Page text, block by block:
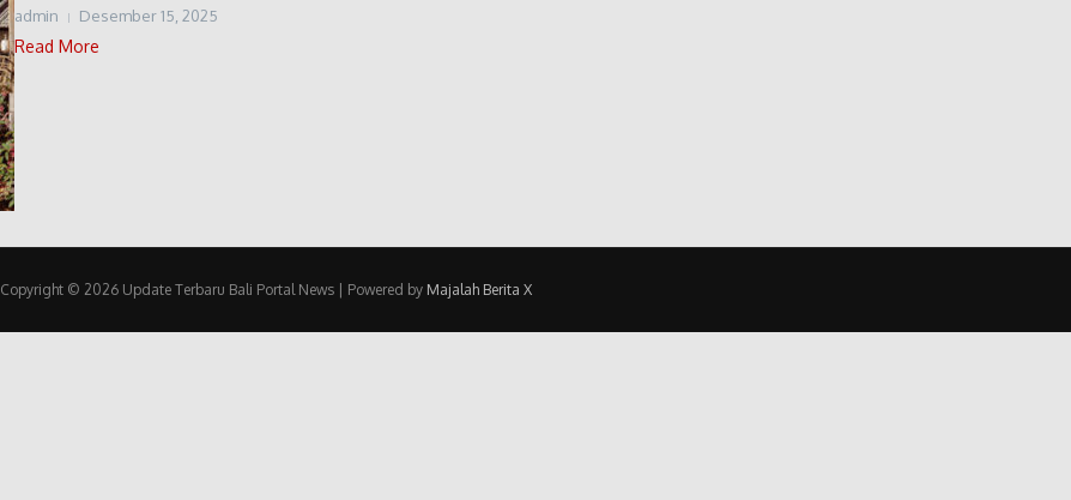
admin Desember 15, 2025
Read More
Copyright © 2026 Update Terbaru Bali Portal News | Powered by Majalah Berita X